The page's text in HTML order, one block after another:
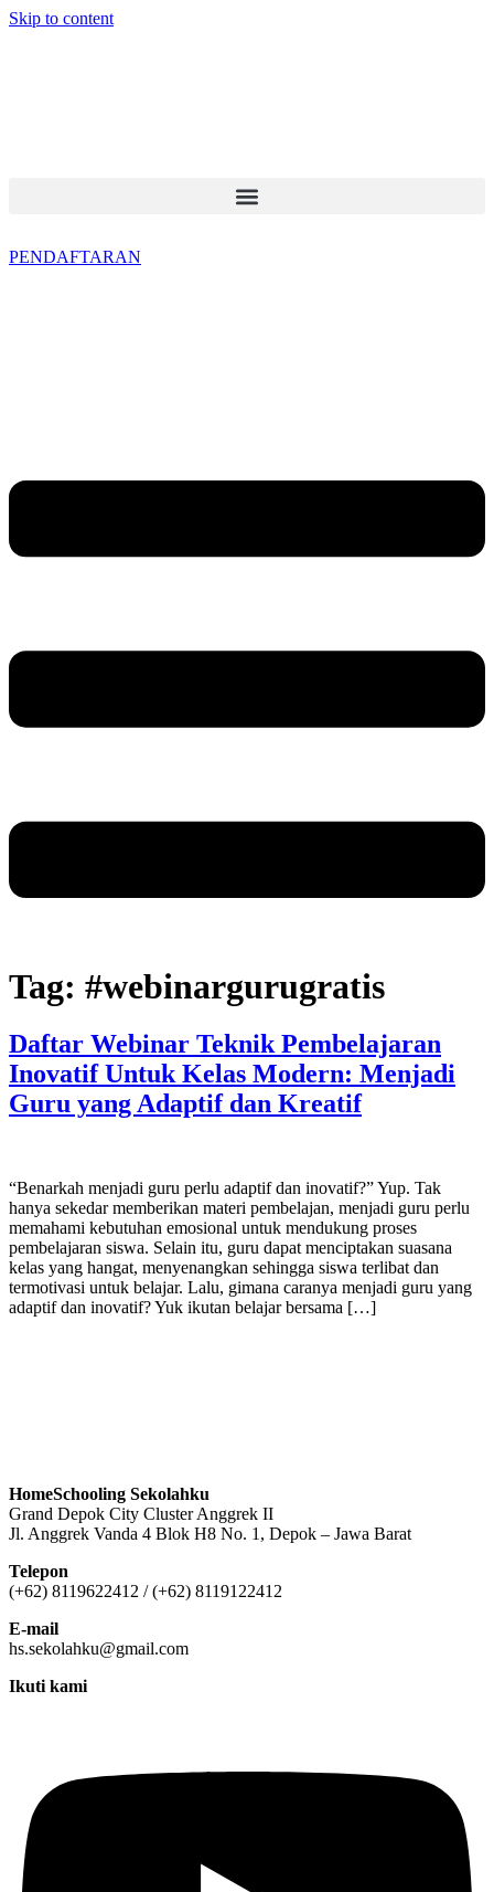
Skip to content
PENDAFTARAN
Tag: #webinargurugratis
Daftar Webinar Teknik Pembelajaran
Inovatif Untuk Kelas Modern: Menjadi
Guru yang Adaptif dan Kreatif
“Benarkah menjadi guru perlu adaptif dan inovatif?” Yup. Tak
hanya sekedar memberikan materi pembelajan, menjadi guru perlu
memahami kebutuhan emosional untuk mendukung proses
pembelajaran siswa. Selain itu, guru dapat menciptakan suasana
kelas yang hangat, menyenangkan sehingga siswa terlibat dan
termotivasi untuk belajar. Lalu, gimana caranya menjadi guru yang
adaptif dan inovatif? Yuk ikutan belajar bersama […]
HomeSchooling Sekolahku
Grand Depok City Cluster Anggrek II
Jl. Anggrek Vanda 4 Blok H8 No. 1, Depok – Jawa Barat
Telepon
(+62) 8119622412 / (+62) 8119122412
E-mail
hs.sekolahku@gmail.com
Ikuti kami